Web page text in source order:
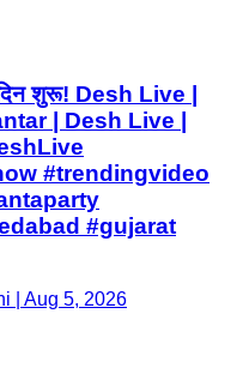
दिन शुरू! Desh Live |
| Desh Live |
#trendingvideo
#gujarat
| Aug 5, 2026